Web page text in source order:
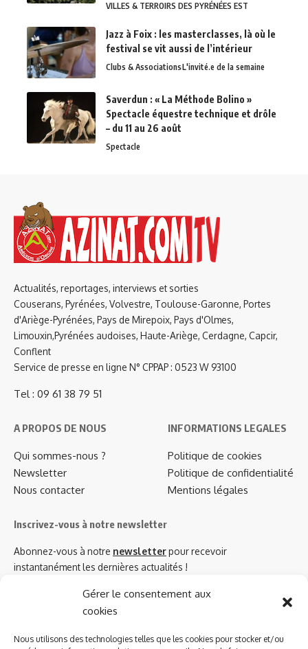
Gérer le consentement aux
cookies
Nous utilisons des technologies telles que les cookies pour stocker et/ou
VILLES & TERROIRS DES PYRÉNÉES EST
Jazz à Foix : les masterclasses, là où le
festival se vit aussi de l’intérieur
Clubs & AssociationsL'invité.e de la semaine
Saverdun : « La Méthode Bolino »
Spectacle équestre technique et drôle
– du 11 au 26 août
Spectacle
Actualités, reportages, interviews et sorties
Couserans, Pyrénées, Volvestre, Toulouse-Garonne, Portes
d'Ariège-Pyrénées, Pays de Mirepoix, Pays d'Olmes,
Limouxin,Pyrénées audoises, Haute-Ariège, Cerdagne, Capcir,
Conflent
Service de presse en ligne N° CPPAP : 0523 W 93100
Tel : 09 61 38 79 51
A PROPOS DE NOUS
Qui sommes-nous ?
Newsletter
Nous contacter
INFORMATIONS LEGALES
Politique de cookies
Politique de confidentialité
Mentions légales
Inscrivez-vous à notre newsletter
Abonnez-vous à notre newsletterpour recevoir
instantanément les dernières actualités !
Azinat.com TV soutient